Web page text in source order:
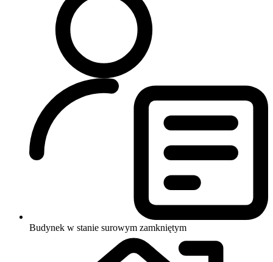
Budynek w stanie surowym zamkniętym